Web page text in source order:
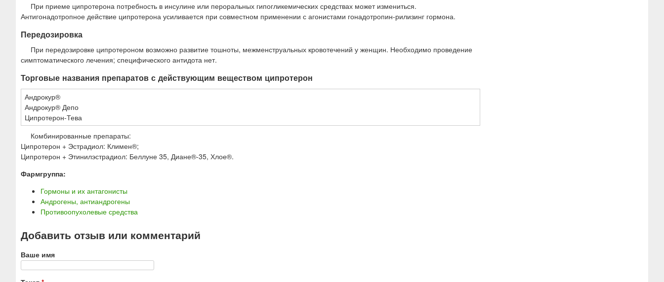
При приеме ципротерона потребность в инсулине или пероральных гипогликемических средствах может измениться.
Антигонадотропное действие ципротерона усиливается при совместном применении с агонистами гонадотропин-рилизинг гормона.
Передозировка
При передозировке ципротероном возможно развитие тошноты, межменструальных кровотечений у женщин. Необходимо проведение
симптоматического лечения; специфического антидота нет.
Торговые названия препаратов с действующим веществом ципротерон
Андрокур®
Андрокур® Депо
Ципротерон-Тева
Комбинированные препараты:
Ципротерон + Эстрадиол: Климен®;
Ципротерон + Этинилэстрадиол: Беллуне 35, Диане®-35, Хлое®.
Фармгруппа:
Гормоны и их антагонисты
Андрогены, антиандрогены
Противоопухолевые средства
Добавить отзыв или комментарий
Ваше имя